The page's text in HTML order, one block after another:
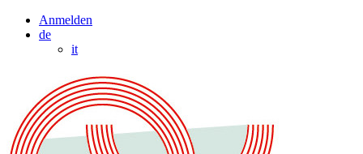
Anmelden
de
it